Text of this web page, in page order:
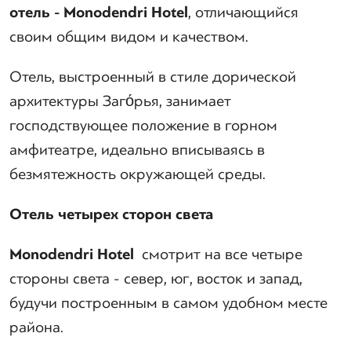
отель - Monodendri Hotel, отличающийся
своим общим видом и качеством.
Отель, выстроенный в стиле дорической
архитектуры Заго́рья, занимает
господствующее положение в горном
амфитеатре, идеально вписываясь в
безмятежность окружающей среды.
Отель четырех сторон света
Monodendri Hotel смотрит на все четыре
стороны света - север, юг, восток и запад,
будучи построенным в самом удобном месте
района.